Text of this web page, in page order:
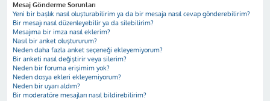
Mesaj Gönderme Sorunları
Yeni bir başlık nasıl oluşturabilirim ya da bir mesaja nasıl cevap gönderebilirim?
Bir mesajı nasıl düzenleyebilir ya da silebilirim?
Mesajıma bir imza nasıl eklerim?
Nasıl bir anket oluştururum?
Neden daha fazla anket seçeneği ekleyemiyorum?
Bir anketi nasıl değiştirir veya silerim?
Neden bir foruma erişimim yok?
Neden dosya ekleri ekleyemiyorum?
Neden bir uyarı aldım?
Bir moderatöre mesajları nasıl bildirebilirim?